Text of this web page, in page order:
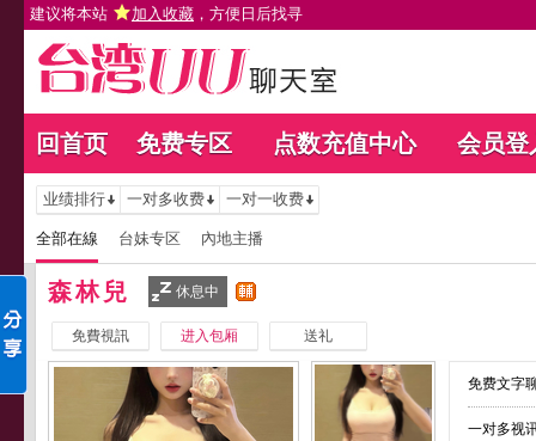
建议将本站 加入收藏 ，方便日后找寻
回首页 免费专区 点数充值中心 会员登
业绩排行 一对多收费 一对一收费
全部在線 台妹专区 內地主播
森林兒 休息中
免費視訊 进入包厢 送礼
免费文字
一对多视